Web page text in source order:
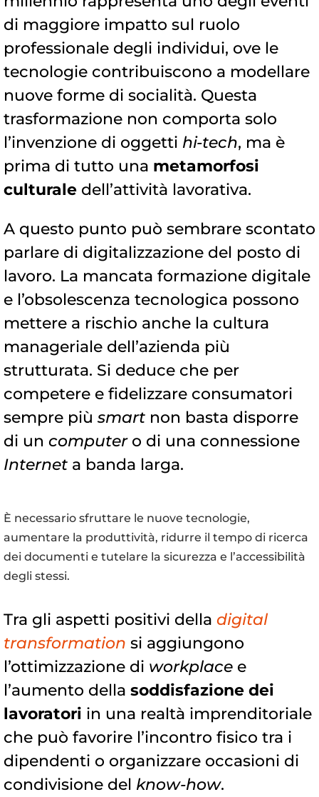
di maggiore impatto sul ruolo
professionale degli individui, ove le
tecnologie contribuiscono a modellare
nuove forme di socialità. Questa
trasformazione non comporta solo
l’invenzione di oggetti hi-tech, ma è
prima di tutto una metamorfosi
culturale dell’attività lavorativa.
A questo punto può sembrare scontato
parlare di digitalizzazione del posto di
lavoro. La mancata formazione digitale
e l’obsolescenza tecnologica possono
mettere a rischio anche la cultura
manageriale dell’azienda più
strutturata. Si deduce che per
competere e fidelizzare consumatori
sempre più smart non basta disporre
di un computero di una connessione
Internet a banda larga.
È necessario sfruttare le nuove tecnologie,
aumentare la produttività, ridurre il tempo di ricerca
dei documenti e tutelare la sicurezza e l’accessibilità
degli stessi.
Tra gli aspetti positivi della digital
transformation si aggiungono
l’ottimizzazione di workplace e
l’aumento della soddisfazione dei
lavoratori in una realtà imprenditoriale
che può favorire l’incontro fisico tra i
dipendenti o organizzare occasioni di
condivisione del know-how.